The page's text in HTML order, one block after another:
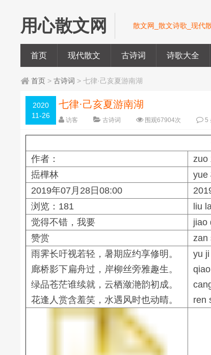
用心散文网 散文网_散文诗歌_现代
首页 现代散文 古诗词 诗歌大全
首页 >古诗词 > 七律·己亥夏游南湖
2020
11-26
七律·己亥夏游南湖
访客 古诗词 围观67904次 5
作者：
zuo
捳樺林
yue
2019年07月28日08:00
浏览：181
liu
觉得不错，我要
jiao
赞赏
zan
雨霁长吁视若轻，暑期应约享修明。
廊桥影下扁舟过，岸柳丝旁雅趣生。
绿品苍茫谁续就，云栖潋滟韵初成。
花逢人赏含羞笑，水遇风时也动晴。
yu
ren